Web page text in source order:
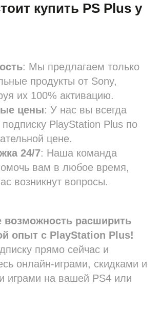
купить PS Plus у
: Мы предлагаем только
продукты от Sony,
их 100% активацию.
цены: У нас вы всегда
подписку PlayStation Plus по
цене.
24/7: Наша команда
вам в любое время,
возникнут вопросы.
возможность расширить
опыт с PlayStation Plus!
прямо сейчас и
онлайн-играми, скидками и
играми на вашей PS4 или